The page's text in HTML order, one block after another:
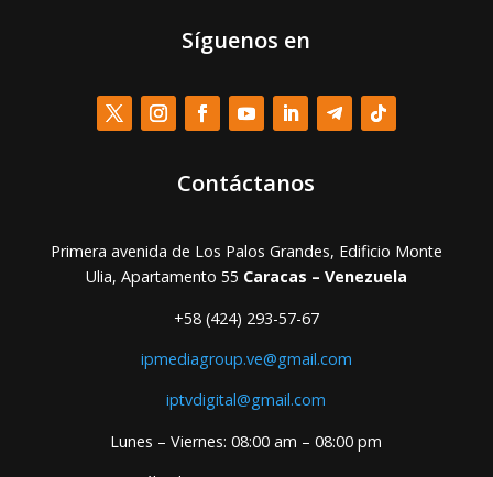
Síguenos en
Contáctanos
Primera avenida de Los Palos Grandes, Edificio Monte
Ulia, Apartamento 55 Caracas – Venezuela
+58 (424) 293-57-67
ipmediagroup.ve@gmail.com
iptvdigital@gmail.com
Lunes – Viernes: 08:00 am – 08:00 pm